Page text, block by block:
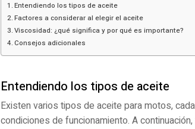
Entendiendo los tipos de aceite
Factores a considerar al elegir el aceite
Viscosidad: ¿qué significa y por qué es importante?
Consejos adicionales
Entendiendo los tipos de aceite
Existen varios tipos de aceite para motos,
condiciones de funcionamiento. A